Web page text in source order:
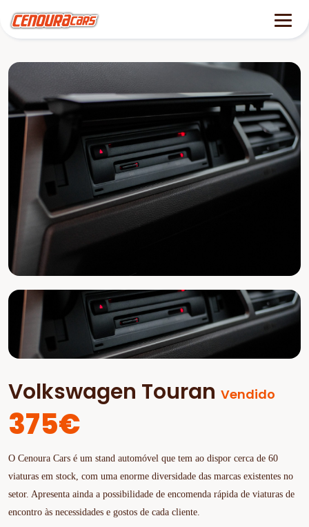
Volkswagen Touran Vendido
375€
O Cenoura Cars é um stand automóvel que tem ao dispor cerca de 60
viaturas em stock, com uma enorme diversidade das marcas existentes no
setor. Apresenta ainda a possibilidade de encomenda rápida de viaturas de
encontro às necessidades e gostos de cada cliente.